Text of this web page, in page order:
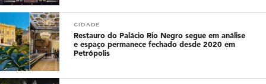
CIDADE
Restauro do Palácio Rio Negro segue em análise
e espaço permanece fechado desde 2020 em
Petrópolis